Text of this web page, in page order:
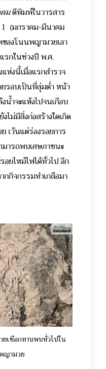
มตีพิมพ์ในวารสาร
(มกราคม-มีนาคม
องโนนพญามวยเอา
รกในช่วงปี พ.ศ.
ห่งนี้เมื่อแรกสำรวจ
อบเป็นที่ลุ่มต่ำ หน้า
ำจะแห้งไปจนเกือบ
ไม่มีสิ่งก่อสร้างใดเกิด
เว้นแต่ร่องรอยการ
มารถพบเศษภาชนะ
อยไหม้ไฟได้ทั่วไป อีก
กกิจกรรมทำเกลือมา
เชือกทาบพบทั่วไปใน
ญามวย